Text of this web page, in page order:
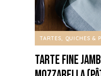
TARTES, QUICHES &
Tarte fine